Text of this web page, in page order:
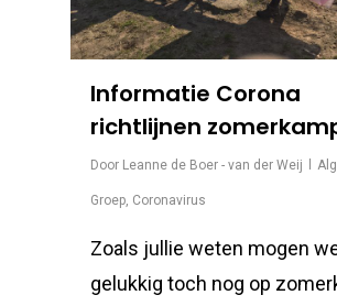
Informatie Corona
richtlijnen
Door Leanne de Boer - van der Weij
Groep, Coronavirus
Zoals jullie weten mogen
gelukkig toch nog op